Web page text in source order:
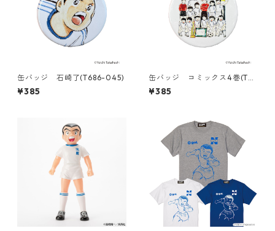
缶バッジ 石崎了(T686-045)
¥385
缶バッジ コミックス4巻(T68
6-045)
¥385